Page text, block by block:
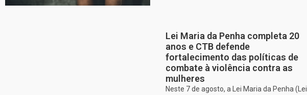
Lei Maria da Penha completa 20
anos e CTB defende
fortalecimento das políticas de
combate à violência contra as
mulheres
Neste 7 de agosto, a Lei Maria da Penha (Lei